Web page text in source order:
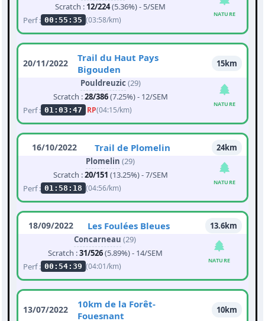
Scratch : 12/224(5.36%) - 5/SEM
Perf : 00:55:35 (03:58/km)
NATURE
20/11/2022
Trail du Haut Pays
Bigouden
15km
Pouldreuzic (29)
Scratch :28/386(7.25%) - 12/SEM
Perf : 01:03:47 RP(04:15/km)
NATURE
16/10/2022 Trail de Plomelin
24km
Plomelin (29)
Scratch :20/151 (13.25%) - 7/SEM
Perf : 01:58:18 (04:56/km)
NATURE
18/09/2022 Les Foulées Bleues
13.6km
Concarneau (29)
Scratch :31/526(5.89%) - 14/SEM
Perf : 00:54:39 (04:01/km)
NATURE
13/07/2022
10km de la Forêt-
Fouesnant
10km